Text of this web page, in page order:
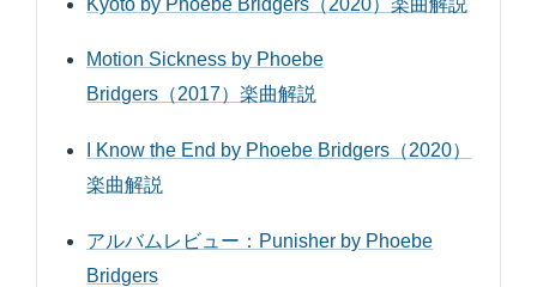
Motion Sickness by Phoebe
Bridgers（2017）楽曲解説
I Know the End by Phoebe Bridgers（2020）
楽曲解説
アルバムレビュー：Punisher by Phoebe
Bridgers